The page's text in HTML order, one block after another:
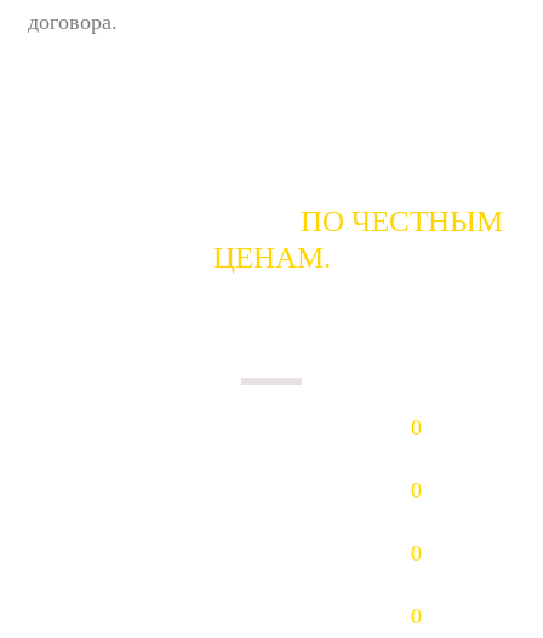
договора.
ПО ЧЕСТНЫМ
ЦЕНАМ.
0
0
0
0